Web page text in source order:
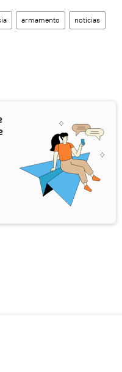
armamento noticias